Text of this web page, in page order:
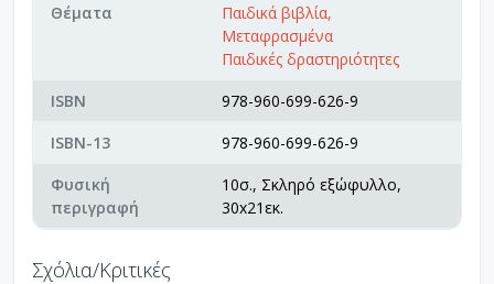
Θέματα
Παιδικά βιβλία,
Μεταφρασμένα
Παιδικές δραστηριότητες
ISBN
978-960-699-626-9
ISBN-13
978-960-699-626-9
Φυσική
περιγραφή
10σ., Σκληρό εξώφυλλο,
30x21εκ.
Σχόλια/Κριτικές